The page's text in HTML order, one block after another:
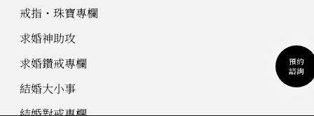
戒指・珠寶專欄
求婚神助攻
求婚鑽戒專欄
結婚大小事
預約
諮詢